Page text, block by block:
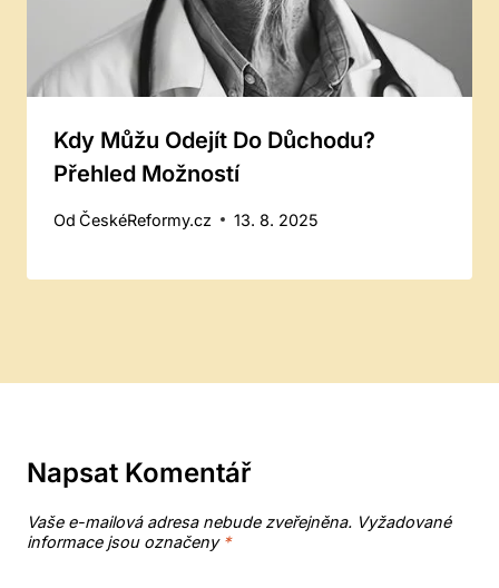
Kdy Můžu Odejít Do Důchodu?
Přehled Možností
Od ČeskéReformy.cz 13. 8. 2025
Napsat Komentář
Vaše e-mailová adresa nebude zveřejněna. Vyžadované
informace jsou označeny *